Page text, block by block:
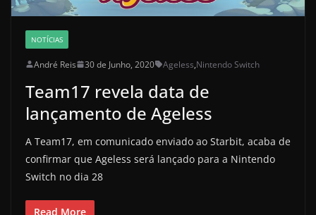
NOTÍCIAS
André Reis 30 de Junho, 2020 Ageless,Nintendo Switch
Team17 revela data de
lançamento de Ageless
A Team17, em comunicado enviado ao Starbit, acaba de
confirmar que Ageless será lançado para a Nintendo
Switch no dia 28
Read More